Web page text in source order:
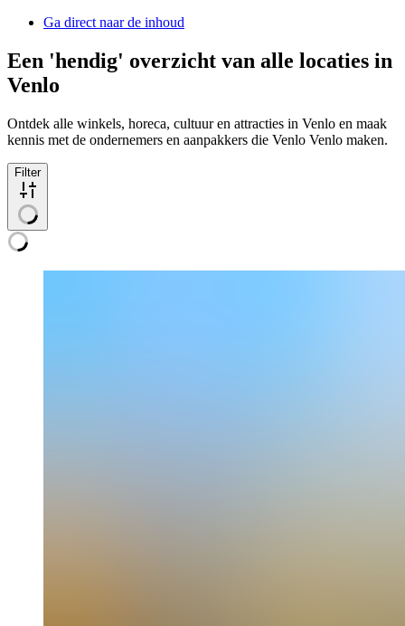
Ga direct naar de inhoud
Een 'hendig' overzicht van alle locaties in
Venlo
Ontdek alle winkels, horeca, cultuur en attracties in Venlo en maak
kennis met de ondernemers en aanpakkers die Venlo Venlo maken.
Filter